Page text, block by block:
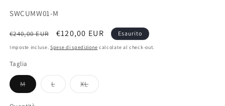
SKU:
SWCUMW01-M
Prezzo
di
€240,00 EUR
Prezzo
scontato
€120,00 EUR Esaurito
Imposte incluse. Spese di spedizione calcolate al check-out.
Taglia
M
Variante
L
Variante
XL
Variante